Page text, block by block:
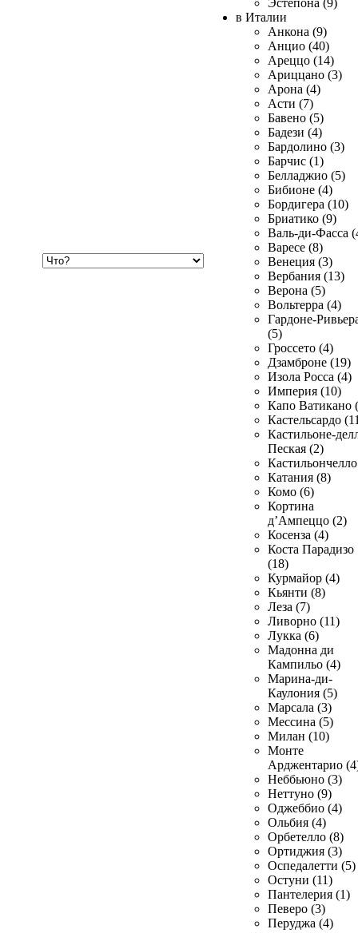
Эстепона (9)
в Италии
Анкона (9)
Анцио (40)
Ареццо (14)
Ариццано (3)
Арона (4)
Асти (7)
Бавено (5)
Бадези (4)
Бардолино (3)
Барчис (1)
Белладжио (5)
Бибионе (4)
Бордигера (10)
Бриатико (9)
Валь-ди-Фасса
Варесе (8)
Венеция (3)
Вербания (13)
Верона (5)
Вольтерра (4)
Гардоне-
(5)
Гроссето (4)
Дзамброне (19)
Изола Росса (4)
Империя (10)
Капо Ватикано
Кастельсардо
Кастильоне-
Пеская (2)
Катания (8)
Комо (6)
Кортина
д’Ампеццо (2)
Косенза (4)
Коста Парадизо
(18)
Курмайор (4)
Кьянти (8)
Леза (7)
Ливорно (11)
Лукка (6)
Мадонна ди
Кампильо (4)
Марина-ди-
Каулония (5)
Марсала (3)
Мессина (5)
Милан (10)
Монте
Арджентарио
Неббьюно (3)
Неттуно (9)
Оджеббио (4)
Ольбия (4)
Орбетелло (8)
Ортиджия (3)
Оспедалетти (5)
Остуни (11)
Пантелерия (1)
Певеро (3)
Перуджа (4)